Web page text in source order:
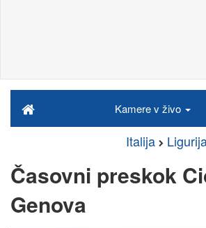
Kamere v živo
Italija
Časovni preskok
Genova